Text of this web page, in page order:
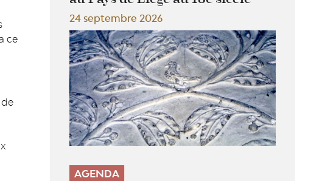
ce
24 septembre 2026
AGENDA